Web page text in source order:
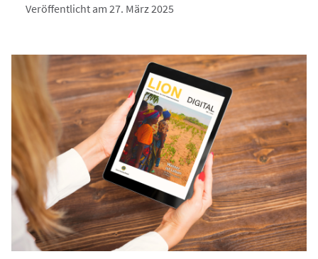
Veröffentlicht am 27. März 2025